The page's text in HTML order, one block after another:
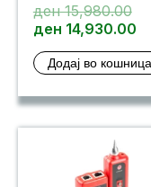
ден15,980.00
ден 14,930.00
is:
Додај во кошница